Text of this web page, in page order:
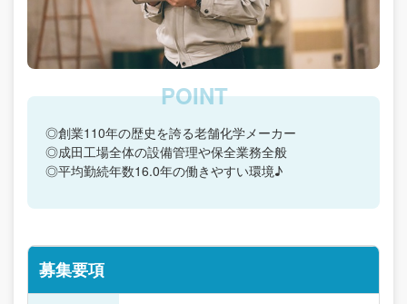
◎創業110年の歴史を誇る老舗化学メーカー
◎成田工場全体の設備管理や保全業務全般
◎平均勤続年数16.0年の働きやすい環境♪
募集要項